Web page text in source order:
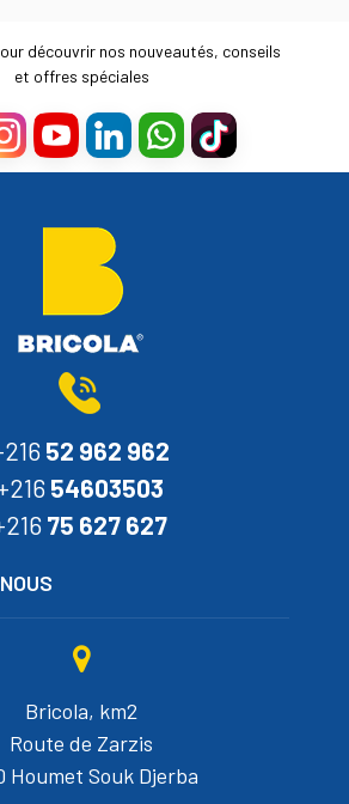
découvrir nos nouveautés, conseils
et offres spéciales
52 962 962
54603503
75 627 627
Bricola, km2
Route de Zarzis
Houmet Souk Djerba